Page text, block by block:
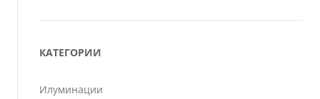
КАТЕГОРИИ
Илуминации